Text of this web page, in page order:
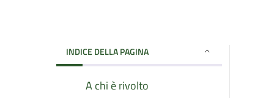
INDICE DELLA PAGINA
A chi è rivolto